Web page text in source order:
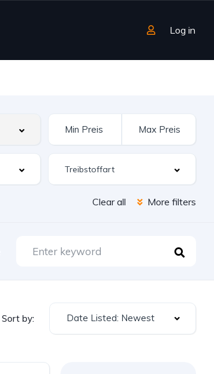
Log in
Clear all More filters
Sort by: Date Listed: Newest